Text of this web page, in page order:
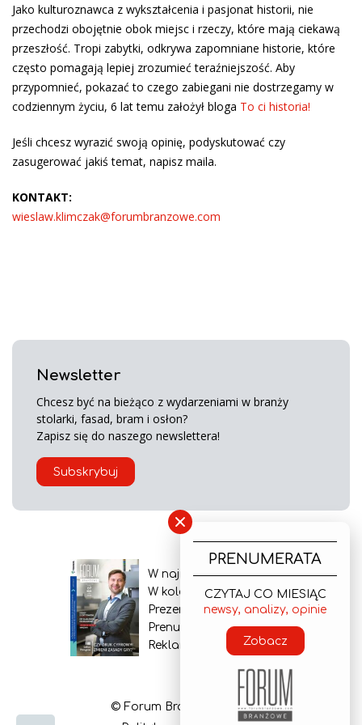
Jako kulturoznawca z wykształcenia i pasjonat historii, nie
przechodzi obojętnie obok miejsc i rzeczy, które mają ciekawą
przeszłość. Tropi zabytki, odkrywa zapomniane historie, które
często pomagają lepiej zrozumieć teraźniejszość. Aby
przypomnieć, pokazać to czego zabiegani nie dostrzegamy w
codziennym życiu, 6 lat temu założył bloga To ci historia!
Jeśli chcesz wyrazić swoją opinię, podyskutować czy
zasugerować jakiś temat, napisz maila.
KONTAKT:
wieslaw.klimczak@forumbranzowe.com
Newsletter
Chcesz być na bieżąco z wydarzeniami w branży
stolarki, fasad, bram i osłon?
Zapisz się do naszego newslettera!
Subskrybuj
W najnowszym wydaniu
W kolejnym numerze
Prezentacja gazety
Prenumerata
Reklama
© Forum Branżowe 2026
×
PRENUMERATA
CZYTAJ CO MIESIĄC
newsy, analizy, opinie
Zobacz